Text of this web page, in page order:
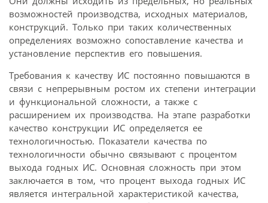
возможностей производства, исходных материалов,
конструкций. Только при таких количественных
определениях возможно сопоставление качества и
установление перспектив его повышения.
Требования к качеству ИС постоянно повышаются в
связи с непрерывным ростом их степени интеграции
и функциональной сложности, а также с
расширением их производства. На этапе разработки
качество конструкции ИС определяется ее
технологичностью. Показатели качества по
технологичности обычно связывают с процентом
выхода годных ИС. Основная сложность при этом
заключается в том, что процент выхода годных ИС
является интегральной характеристикой качества,